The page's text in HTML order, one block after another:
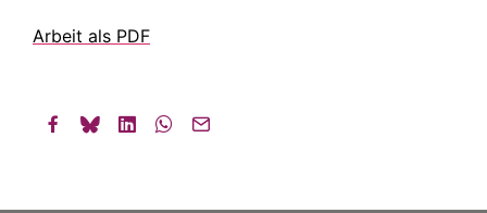
Arbeit als PDF